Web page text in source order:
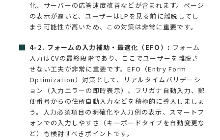
化、サーバーの応答速度改善などが含まれます。ページ
の表示が遅いと、ユーザーはLPを見る前に離脱してし
まう可能性が高いため、この対策は非常に重要です。
4-2. フォームの入力補助・最適化（EFO）: フォーム
入力はCVの最終段階であり、ここでユーザーを離脱さ
せない工夫が非常に重要です。EFO（Entry Form
Optimization）対策として、リアルタイムバリデーシ
ョン（入力エラーの即時表示）、フリガナ自動入力、郵
便番号からの住所自動入力などを積極的に導入しましょ
う。入力必須項目の明確化や入力例の表示、スマートフ
ォンでの入力しやすさ（キーボードタイプを自動変更な
ど）も検討すべきポイントです。